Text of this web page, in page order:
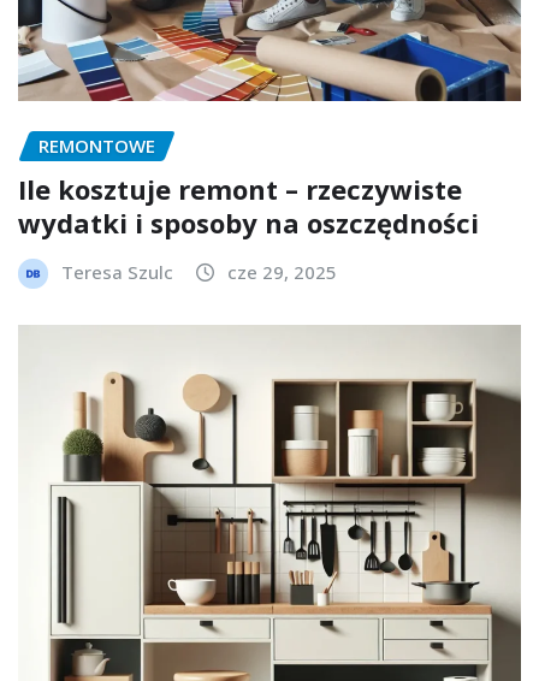
REMONTOWE
Ile kosztuje remont – rzeczywiste
wydatki i sposoby na oszczędności
Teresa Szulc cze 29, 2025